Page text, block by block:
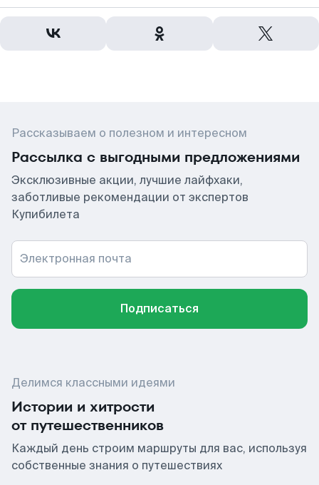
Рассказываем о полезном и интересном
Рассылка с выгодными предложениями
Эксклюзивные акции, лучшие лайфхаки,
заботливые рекомендации от экспертов
Купибилета
Электронная почта
Подписаться
Делимся классными идеями
Истории и хитрости
от путешественников
Каждый день строим маршруты для вас, используя
собственные знания о путешествиях